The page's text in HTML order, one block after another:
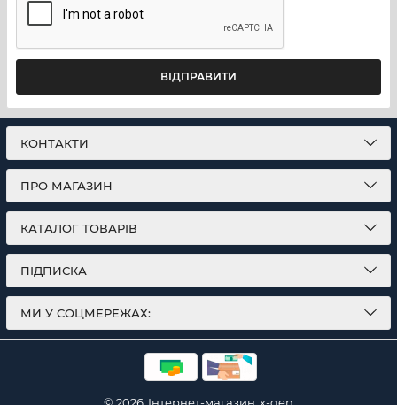
ВІДПРАВИТИ
КОНТАКТИ
ПРО МАГАЗИН
КАТАЛОГ ТОВАРІВ
ПІДПИСКА
МИ У СОЦМЕРЕЖАХ: